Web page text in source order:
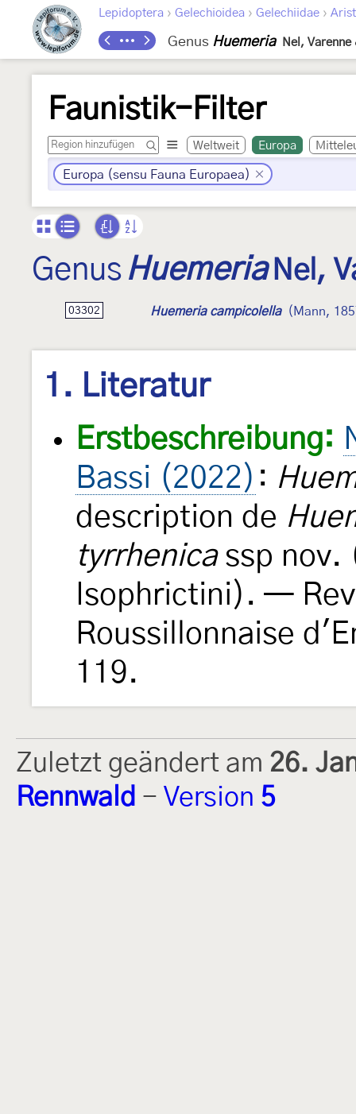
Lepidoptera › Gelechioidea › Gelechiidae ›
Genus Huemeria Nel, Varenne
Faunistik-Filter
Weltweit Europa
Europa (sensu Fauna Europaea)
Genus Huemeria Nel,
03302 Huemeria campicolella (Mann,
1. Literatur
Erstbeschreibung:
Bassi (2022) :
description de
tyrrhenicassp nov.
Isophrictini). —
Roussillonnaise
119.
Zuletzt geändert am 26.
Rennwald - Version 5